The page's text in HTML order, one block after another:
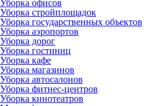
Уборка офисов
Уборка стройплощадок
Уборка государственных объектов
Уборка аэропортов
Уборка дорог
Уборка гостиниц
Уборка кафе
Уборка магазинов
Уборка автосалонов
Уборка фитнес-центров
Уборка кинотеатров